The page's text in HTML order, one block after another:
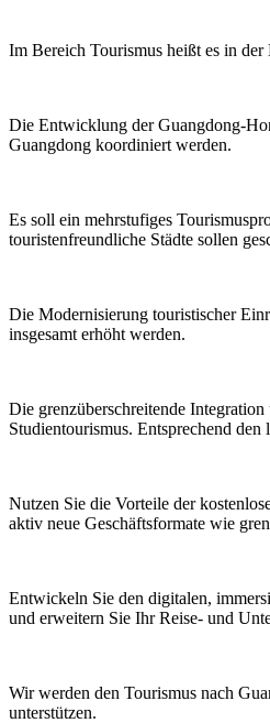
Im Bereich Tourismus heißt es in der
Die Entwicklung der Guangdong-
Guangdong koordiniert werden.
Es soll ein mehrstufiges
touristenfreundliche Städte sollen
Die Modernisierung touristischer
insgesamt erhöht werden.
Die grenzüberschreitende
Studientourismus. Entsprechend
Nutzen Sie die Vorteile der
aktiv neue Geschäftsformate wie
Entwickeln Sie den digitalen,
und erweitern Sie Ihr Reise- und
Wir werden den Tourismus nach
unterstützen.